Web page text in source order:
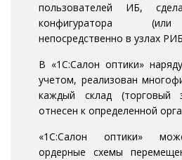
пользователей ИБ,
конфигуратора (или
непосредственно в узлах
В «1С:Салон оптики»
учетом, реализован
каждый склад
отнесен к определенной
«1С:Салон оптики»
ордерные схемы